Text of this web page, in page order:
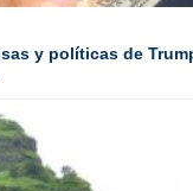
y políticas de